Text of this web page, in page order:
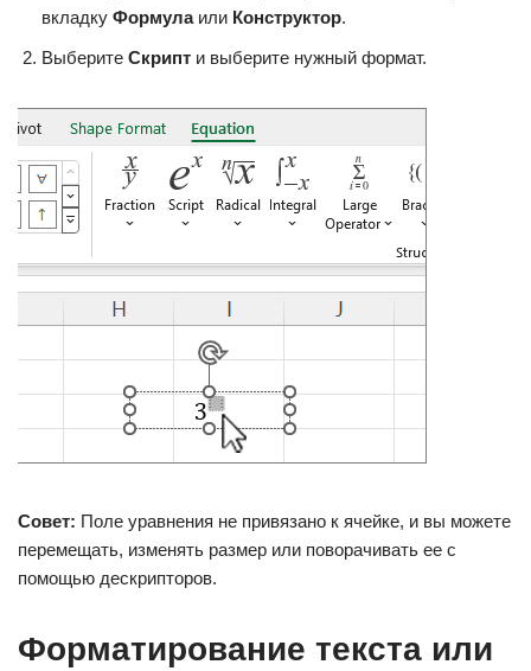
вкладку Формулаили Конструктор.
Выберите Скрипт и выберите нужный формат.
Совет: Поле уравнения не привязано к ячейке, и вы можете
перемещать, изменять размер или поворачивать ее с
помощью дескрипторов.
Форматирование текста или